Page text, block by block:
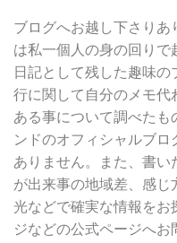
ブログへお越し下さり
は私一個人の身の回りで
日記として残した趣味
行に関して自分のメモ代
ある事について調べたも
ンドのオフィシャルブ
ありません。また、書い
が出来事の地域差、感じ
光などで確実な情報をお
ジなどの公式ページへ